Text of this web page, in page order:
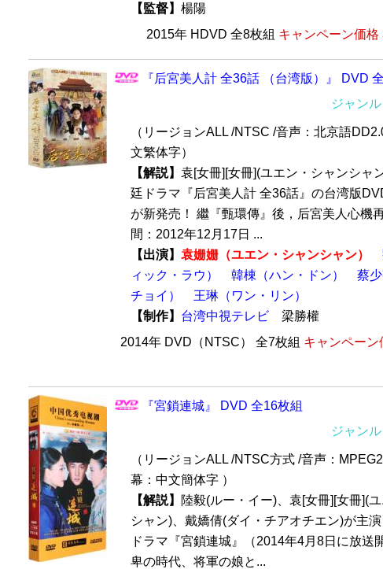
【監督】 楊陽
2015年 HDVD 全8枚組 キャンペーン価格
『后宮美人計 全36話 （台湾版）』 DVD
ジャンル
（リージョンALL /NTSC /音声：北京語
文繁体字）
【解説】 袁[女冊][女冊](ユエン・シャンシャ
廷ドラマ『后宮美人計 全36話』の台湾版
が新発売！ 繼『甄環傳』後，后宮美人心機
間：2012年12月17日 ...
【出演】 袁姗姗​​​​（ユエン・シャンシャン）
ィック・ラウ）
韓棟（ハン・ドン）
蔡
チョイ）
王琳（ワン・リン）
【制作】 台湾中視テレビ 梁勝權
2014年 DVD（NTSC） 全7枚組 キャンペー
『宮鎖連城』 DVD 全16枚組
ジャンル
（リージョンALL /NTSC方式 /音声：
幕：中文簡体字 ）
【解説】
陸毅(ルー・イー)、袁[女冊][女冊](
シャン)、戴嬌倩(ダイ・チアオチエン)が主
ドラマ『宮鎖連城』（2014年4月8日に放送
卑の時代、将軍の娘と...